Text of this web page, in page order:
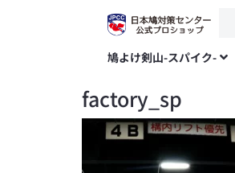
鳩よけ剣山-スパイク-
factory_sp